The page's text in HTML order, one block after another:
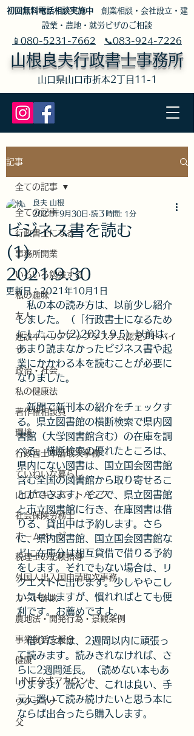
​初回無料電話相談実施中創業相談・会社設立・建
設業・農地・就労ビザのご相談
山根良夫行政書士事務所
​山口県山口市折本2丁目11-1
📱080-5231-7662 📞083-924-7226
記事
全ての記事
行政書士になる
事務所開業
いろいろ勉強する
私の趣味
友人
建設キャリアアップシステム認定アドバイ
ザー
政治・社会
私の健康法
著作権相談員
環境
行政書士申請取次事務
ていねいな暮らし
山口エキスパートバンク
社会保険労務士
ホームページ
税理士の記帳指導
外国人出入国申請取次事務
カード詐欺
農地法・開発行為・景観条例
事業復活支援金
健康
LINE公式アカウント
ウクライナ
父
全ての記事
ビジネス書を読む
(1)
2021.9.30
良夫 山根
2021年9月30日 読了時間: 1分
更新日：2021年10月1日
私の本の読み方は、以前少し紹介
しました。（「行政書士になるため
にしたこと(2)2021.9.5）以前は、
あまり読まなかったビジネス書や起
業にかかわる本を読むことが必要に
なりました。
新聞で新刊本の紹介をチェックす
る。県立図書館の横断検索で県内図
書館（大学図書館含む）の在庫を調
べる。横断検索の優れたところは、
県内にない図書は、国立国会図書館
含む全国の図書館から取り寄せるこ
とができます。そこで、県立図書館
と市立図書館に行き、在庫図書は借
りる、貸出中は予約します。さら
に、県内図書館、国立国会図書館な
どに在庫分は相互貸借で借りる予約
をします。それでもない場合は、リ
クエストに出します。少しややこし
い気もしますが、慣れればとても便
利です。お薦めですよ。
借りた本は、2週間以内に頑張っ
て読みます。読みきれなければ、さ
らに2週間延長。（読めない本もあ
りますよ）読んで、これは良い、手
元に置いて読み続けたいと思う本に
ならば出合ったら購入します。